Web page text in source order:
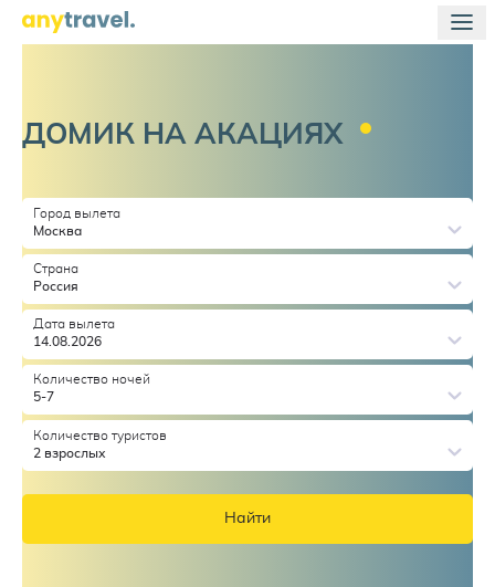
ДОМИК НА АКАЦИЯХ
Город вылета
Москва
Страна
Россия
Дата вылета
14.08.2026
Количество ночей
5-7
Количество туристов
2 взрослых
Найти